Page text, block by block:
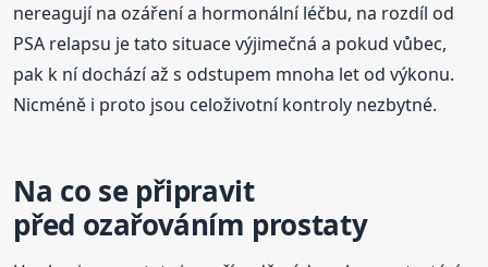
nereagují na ozáření a hormonální léčbu, na rozdíl od
PSA relapsu je tato situace výjimečná a pokud vůbec,
pak k ní dochází až s odstupem mnoha let od výkonu.
Nicméně i proto jsou celoživotní kontroly nezbytné.
Na co se připravit
před ozařováním prostaty